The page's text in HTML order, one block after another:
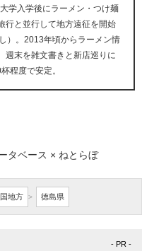
学入学後にラーメン・つけ麺
行と並行して地方遠征を開始
）。2013年頃からラーメン情
週末を雑文書きと新店巡りに
程度で安定。
タベース × ねとらぼ
地方 > 徳島県
- PR -